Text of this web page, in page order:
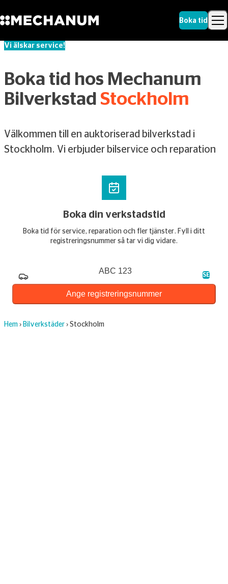
Skip to content
Boka tid
SökVi älskar service!
Boka tid hos Mechanum
Bilverkstad Stockholm
Välkommen till en auktoriserad bilverkstad i
Stockholm. Vi erbjuder bilservice och reparation
Boka din verkstadstid
Boka tid för service, reparation och fler tjänster. Fyll i ditt
registreringsnummer så tar vi dig vidare.
SE
Ange registreringsnummer
Hem › Bilverkstäder › Stockholm